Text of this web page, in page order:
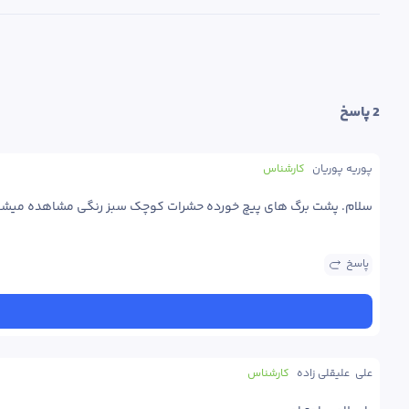
2 پاسخ
کارشناس پوریه پوریان
سلام. پشت برگ های پیچ خورده حشرات کوچک سبز رنگی مشاهده
پاسخ
کارشناس علی  علیقلی زاده